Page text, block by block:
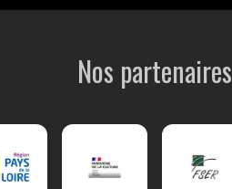
Nos partenaires